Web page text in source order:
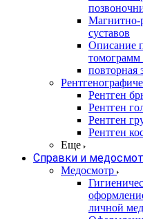
Магнитно-
суставов
Описание
томограмм
повторная
Рентген
Рентген
Рентген
Рентген
Еще
Справки и
Медосмотр
личной